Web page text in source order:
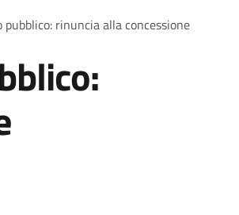
pubblico: rinuncia alla concessione